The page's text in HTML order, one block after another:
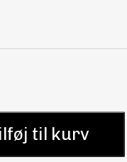
til kurv